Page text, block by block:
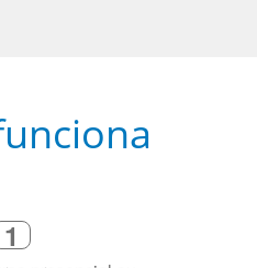
presencial ou